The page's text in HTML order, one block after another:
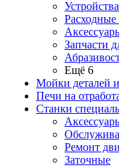
Расходные
Запчасти
Ещё 6
Мойки деталей и
Печи на
Станки
Ремонт
Заточные